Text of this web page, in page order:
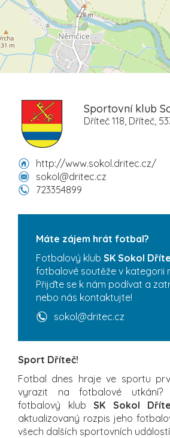
Sportovní klub
Dříteč 118, Dříteč,
http://www.sokol.dritec.cz/
sokol@dritec.cz
723354899
Máte zájem hrát fotbal?
Fotbalový klub SK Sokol
fotbalové soutěže v kategorii
Přijďte se k nám podívat a
nebo nás kontaktujte!
sokol@dritec.cz
Sport Dříteč!
Fotbal dnes hraje ve sportu
vyrazit na fotbalové utkání?
fotbalový klub SK Sokol
aktualizovaný rozpis jeho
všech dalších sportovních